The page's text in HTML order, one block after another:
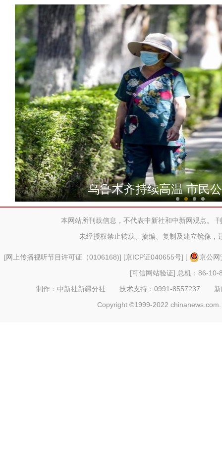
来和田博物馆 看两千多年
乌鲁木齐持续高温 市民
本网站所刊载信息，不代表中新社和中新网观点。
未经授权禁止转载、摘编、复制及建立镜像，
[网上传播视听节目许可证（0106168)] [京ICP证040655号] [
京公
[可信网站验证] 总机：86-10-
制作：中新社新疆分社 技术支持：0991-8557237
Copyright ©1999-2022